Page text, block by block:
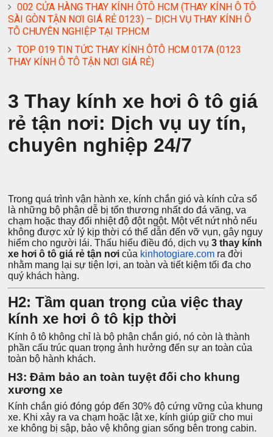
002 CỬA HÀNG THAY KÍNH ÔTÔ HCM (THAY KÍNH Ô TÔ
SÀI GÒN TẬN NƠI GIÁ RẺ 0123) – DỊCH VỤ THAY KÍNH Ô
TÔ CHUYÊN NGHIỆP TẠI TP.HCM
TOP 019 TIN TỨC THAY KÍNH ÔTÔ HCM 017A (0123
THAY KÍNH Ô TÔ TẬN NƠI GIÁ RẺ)
3 Thay kính xe hơi ô tô giá
rẻ tận nơi: Dịch vụ uy tín,
chuyên nghiệp 24/7
Trong quá trình vận hành xe, kính chắn gió và kính cửa sổ
là những bộ phận dễ bị tổn thương nhất do đá văng, va
chạm hoặc thay đổi nhiệt độ đột ngột. Một vết nứt nhỏ nếu
không được xử lý kịp thời có thể dẫn đến vỡ vụn, gây nguy
hiểm cho người lái. Thấu hiểu điều đó, dịch vụ3 thay kính
xe hơi ô tô giá rẻ tận nơi của kinhotogiare.com ra đời
nhằm mang lại sự tiện lợi, an toàn và tiết kiệm tối đa cho
quý khách hàng.
H2: Tầm quan trọng của việc thay
kính xe hơi ô tô kịp thời
Kính ô tô không chỉ là bộ phận chắn gió, nó còn là thành
phần cấu trúc quan trọng ảnh hưởng đến sự an toàn của
toàn bộ hành khách.
H3: Đảm bảo an toàn tuyệt đối cho khung
xương xe
Kính chắn gió đóng góp đến 30% độ cứng vững của khung
xe. Khi xảy ra va chạm hoặc lật xe, kính giúp giữ cho mui
xe không bị sập, bảo vệ không gian sống bên trong cabin.